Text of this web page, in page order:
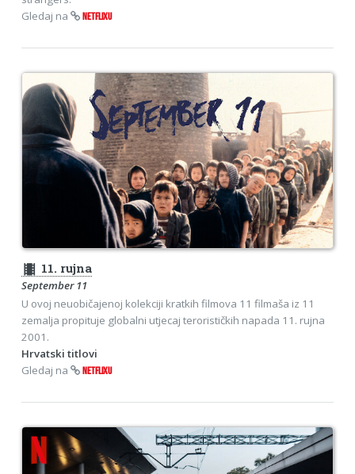
Gledaj na
NETFLIXU
theaters 11. rujna
September 11
U ovoj neuobičajenoj kolekciji kratkih filmova 11 filmaša iz 11
zemalja propituje globalni utjecaj terorističkih napada 11. rujna
2001.
Hrvatski titlovi
Gledaj na
NETFLIXU